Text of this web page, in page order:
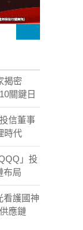
揭密
關鍵日
信董事
時代
」投
布局
看護國神
應鏈